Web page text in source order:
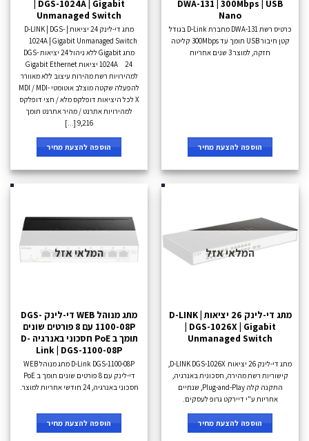
DWA-131 | 300Mbps | USB
Nano
כרטיס רשת DWA-131 מחברת D-Link בגודל
קטן חיבור USB תומך עד 300Mbps קליטה
חזקה, למוצר 3 שנים אחריות
הוספה להצעת מחיר
| DGS-1024A | Gigabit
Unmanaged Switch
מתג די-לינק 24 יציאות | D-LINK | DGS-
מתג Gigabit ללא ניהול 24 יציאות DGS-
1024A 24 יציאות Gigabit Ethernet
למהירויות רשת מהירות עיצוב ללא מאוורר
להפעלה שקטה מוצלב אוטומטי MDI / MDI-
X לכל היציאות דופלקס מלא / חצי דופלקס
למהירויות אתרנט / מהיר אתרנט תומך
9,216 [...]
הוספה להצעת מחיר
המלאי אזל
מתג די-לינק 26 יציאות | D-LINK
| DGS-1026X | Gigabit
Unmanaged Switch
מתג די-לינק 26 יציאות D-LINK DGS-1026X,
קישוריות רשת מהירה, חסכונית באנרגיה,
התקנה קלה Plug-and-Play, שנתיים
אחריות ע"י דיירקט גרופ לעסקים.
הוספה להצעת מחיר
המלאי אזל
מתג מנוהל WEB די-לינק DGS-
1100-08P עם 8 פורטים שונים
תומך ב PoE חסכוני באנרגיה D-
Link | DGS-1100-08P
D-Link DGS-1100-08P מתג מנוהל WEB
די-לינק עם 8 פורטים שונים תומך ב PoE
חסכוני באנרגיה, 24 חודשי אחריות למוצר.
הוספה להצעת מחיר